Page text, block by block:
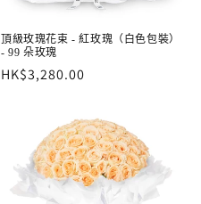
頂級玫瑰花束 - 紅玫瑰（白色包裝）
- 99 朵玫瑰
定
HK$3,280.00